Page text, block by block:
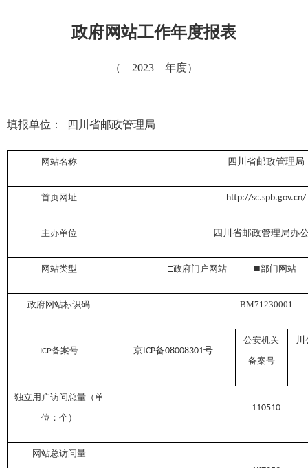
政府网站工作年度报表
（ 2023 年度）
填报单位： 四川省邮政管理局
网站名称 四川省邮政管理局
首页网址 http://sc.spb.gov.cn/
主办单位 四川省邮政管理局办
网站类型 □政府门户网站 ■部门
政府网站标识码 BM71230001
ICP备案号 京ICP备08008301号
公安机关
备案号
川
独立用户访问总量（单
位：个）
110510
网站总访问量